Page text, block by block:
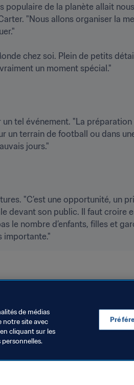
populaire de la planète allait
"Nous allons organiser la
chez soi. Plein de petits
tel événement. "La
un terrain de football ou dans
"C’est une opportunité, un
devant son public. Il faut croire
le nombre d’enfants, filles et
de médias
notre site avec
cliquant sur les